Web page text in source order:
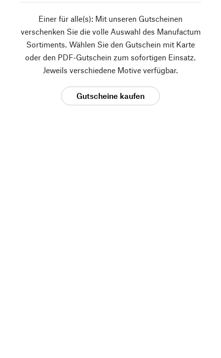
Einer für alle(s): Mit unseren Gutscheinen
verschenken Sie die volle Auswahl des Manufactum
Sortiments. Wählen Sie den Gutschein mit Karte
oder den PDF-Gutschein zum sofortigen Einsatz.
Jeweils verschiedene Motive verfügbar.
Gutscheine kaufen